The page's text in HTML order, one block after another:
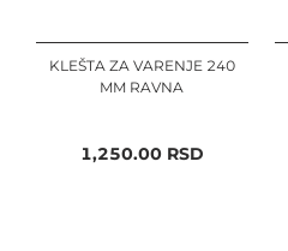
KLEŠTA ZA VARENJE 240
MM RAVNA
1,250.00RSD